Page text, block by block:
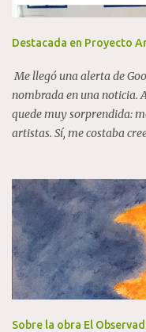
Destacada en Proyecto
Me llegó una alerta de
nombrada en una noticia.
quede muy sorprendida:
artistas. Sí, me costaba
gaditano), ni nada que
¡encantada con mayor
quinto párrafo:
dominado por hombres,
con la presencia de
internacionalmente.
iniciativa incluyen a
Mamely, Pepa Caballero,
Sobre la obra El